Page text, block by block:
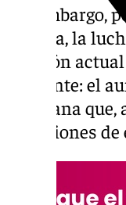
Sin embargo,
España, la
relación
creciente: el
cotidiana
situaciones